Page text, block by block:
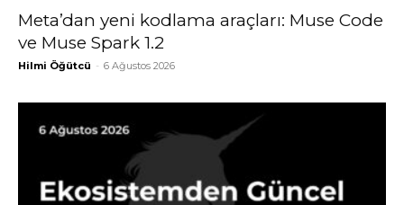
Meta’dan yeni kodlama araçları: Muse Code
ve Muse Spark 1.2
Hilmi Öğütcü - 6 Ağustos 2026